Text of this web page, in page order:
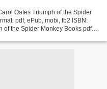
Oates Triumph of the Spider
pdf, ePub, mobi, fb2 ISBN:
of the Spider Monkey Books pdf